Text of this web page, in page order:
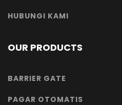
HUBUNGI KAMI
OUR PRODUCTS
BARRIER GATE
PAGAR OTOMATIS